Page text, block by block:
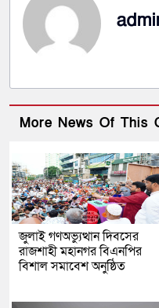
More News Of This
জুলাই গণঅভ্যুত্থান দিবসের
রাজশাহী মহানগর বিএনপির
বিশাল সমাবেশ অনুষ্ঠিত